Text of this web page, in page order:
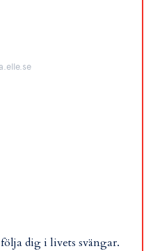
dig i livets svängar.